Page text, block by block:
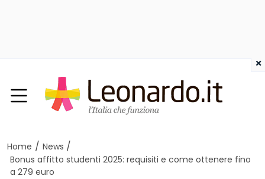
Home / News /
Bonus affitto studenti 2025: requisiti e come ottenere fino
a 279 euro
×